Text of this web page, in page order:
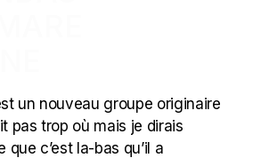
un nouveau groupe originaire
pas trop où mais je dirais
que c’est la-bas qu’il a